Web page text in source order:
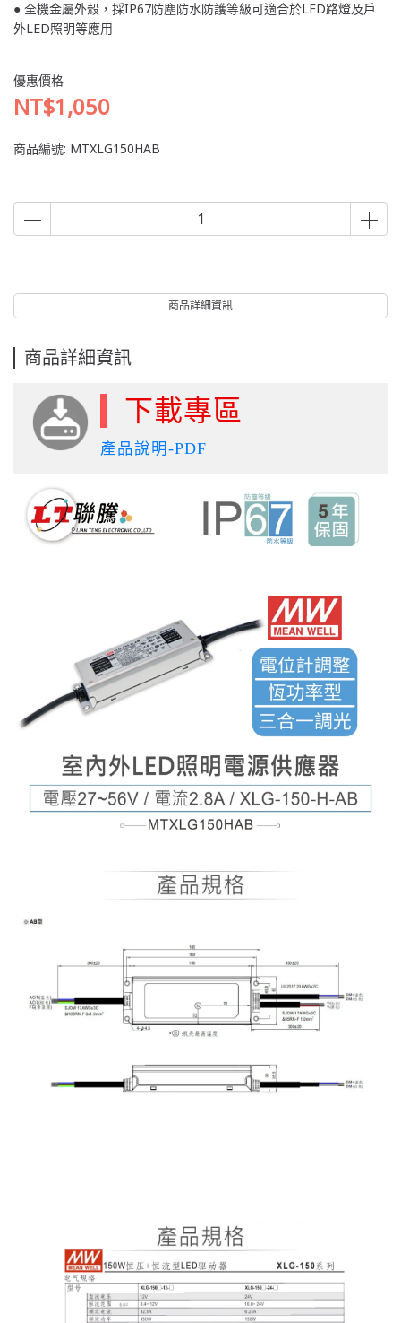
● 全機金屬外殼，採IP67防塵防水防護等級可適合於LED路燈及戶
外LED照明等應用
優惠價格
NT$1,050
商品編號: MTXLG150HAB
商品詳細資訊
商品詳細資訊
下載專區
產品說明-PDF